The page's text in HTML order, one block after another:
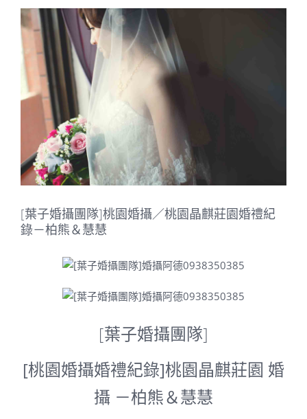
View
Larger
Image
[葉子婚攝團隊]桃園婚攝／桃園晶麒莊園婚禮紀
錄－柏熊＆慧慧
[葉子婚攝團隊]
[桃園婚攝婚禮紀錄]桃園晶麒莊園 婚
攝 －柏熊＆慧慧